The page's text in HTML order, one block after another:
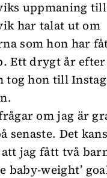
uppmaning
har talat ut om
som hon har
Ett drygt år
tog hon till
om jag är
senaste. Det
jag fått två
baby-weight’